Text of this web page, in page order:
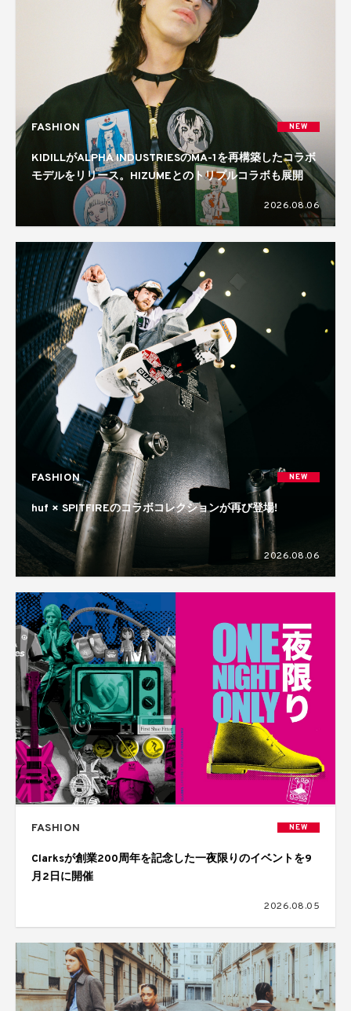
FASHION NEW
KIDILLがALPHA INDUSTRIESのMA-1を再構築したコラボ
モデルをリリース。HIZUMEとのトリプルコラボも展開
2026.08.06
FASHION NEW
huf × SPITFIREのコラボコレクションが再び登場!
2026.08.06
FASHION NEW
Clarksが創業200周年を記念した一夜限りのイベントを9
月2日に開催
2026.08.05